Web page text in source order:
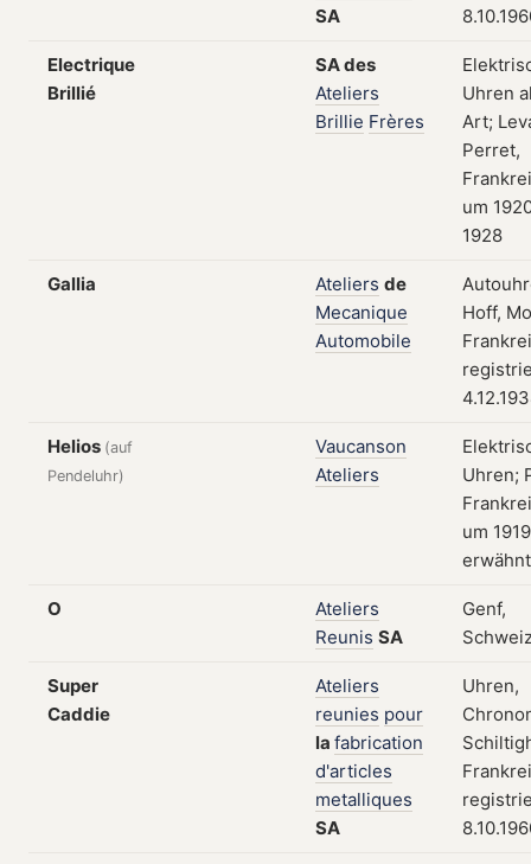
SA
Electrique
Brillié
SAdes
Ateliers
Brillie Frères
Uhren
Art;
Perret,
um
1928
Gallia Ateliers de
Mecanique
Automobile
Hoff,
Helios (auf
Pendeluhr)
Vaucanson
Ateliers
Uhren;
um 1919
erwähnt
O
Ateliers
Reunis SA
Genf,
Super
Caddie
Ateliers
reunies pour
la fabrication
d'articles
metalliques
SA
Uhren,